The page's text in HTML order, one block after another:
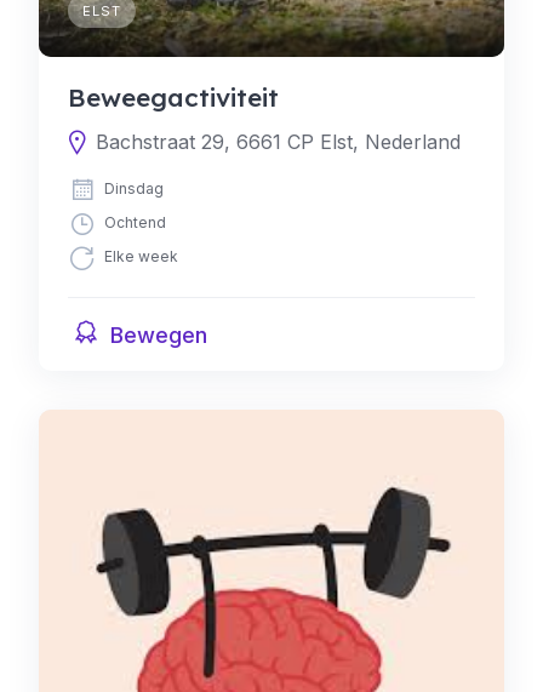
ELST
Beweegactiviteit
Bachstraat 29, 6661 CP Elst, Nederland
Dinsdag
Ochtend
Elke week
Bewegen